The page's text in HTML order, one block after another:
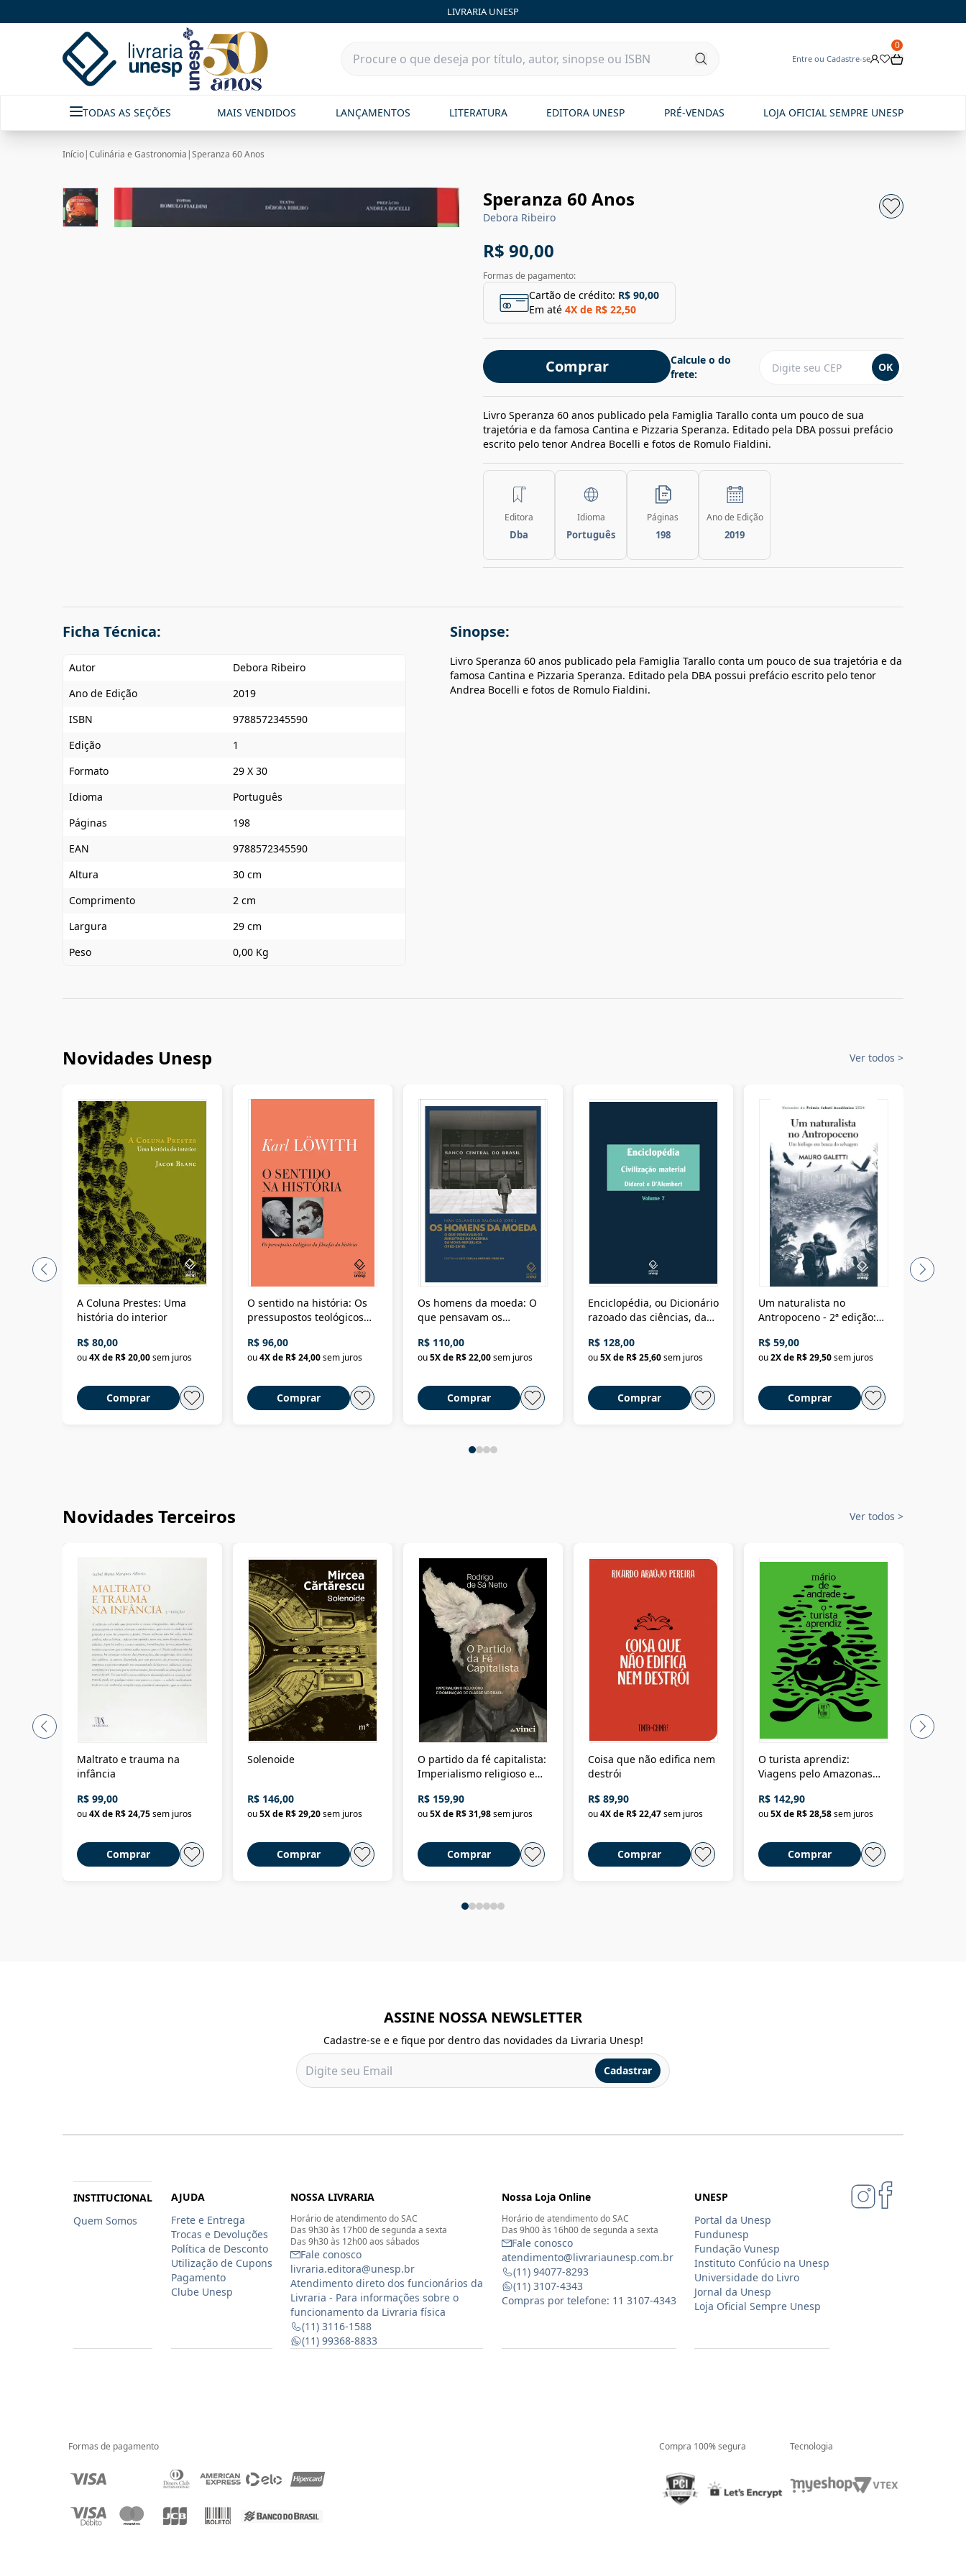
LIVRARIA UNESP
Entre ou Cadastre-se
0
TODAS AS SEÇÕES MAIS VENDIDOS LANÇAMENTOS LITERATURA EDITORA UNESP PRÉ-VENDAS LOJA OFICIAL SEMPRE UNESP
Início|Culinária e Gastronomia |Speranza 60 Anos
Speranza 60 Anos
Debora Ribeiro
R$ 90,00
Formas de pagamento:
Cartão de crédito: R$ 90,00
Em até 4X de R$ 22,50
Comprar
Calcule o do
frete:
OK
Livro Speranza 60 anos publicado pela Famiglia Tarallo conta um pouco de sua
trajetória e da famosa Cantina e Pizzaria Speranza. Editado pela DBA possui prefácio
escrito pelo tenor Andrea Bocelli e fotos de Romulo Fialdini.
Editora
Dba
Idioma
Português
Páginas
198
Ano de Edição
2019
Ficha Técnica:
Autor
Debora Ribeiro
Ano de Edição
2019
ISBN
9788572345590
Edição
1
Formato
29 X 30
Idioma
Português
Páginas
198
EAN
9788572345590
Altura
30 cm
Comprimento
2 cm
Largura
29 cm
Peso
0,00 Kg
Sinopse:
Livro Speranza 60 anos publicado pela Famiglia Tarallo conta um pouco de sua trajetória e da
famosa Cantina e Pizzaria Speranza. Editado pela DBA possui prefácio escrito pelo tenor
Andrea Bocelli e fotos de Romulo Fialdini.
Novidades Unesp Ver todos >
A Coluna Prestes: Uma
história do interior
R$ 80,00
ou4X de R$ 20,00sem juros
Comprar
O sentido na história: Os
pressupostos teológicos
R$ 96,00
ou4X de R$ 24,00sem juros
Comprar
Os homens da moeda: O
que pensavam os
Nova República (1985-
2018)
R$ 110,00
ou5X de R$ 22,00sem juros
Comprar
Enciclopédia, ou Dicionário
razoado das ciências, das
Civilização material
R$ 128,00
ou5X de R$ 25,60sem juros
Comprar
Um naturalista no
Antropoceno - 2ª edição:
selvagem
R$ 59,00
ou2X de R$ 29,50sem juros
Comprar
Novidades Terceiros Ver todos >
Maltrato e trauma na
infância
R$ 99,00
ou4X de R$ 24,75sem juros
Comprar
Solenoide
R$ 146,00
ou5X de R$ 29,20sem juros
Comprar
O partido da fé capitalista:
Imperialismo religioso e
Brasil
R$ 159,90
ou5X de R$ 31,98sem juros
Comprar
Coisa que não edifica nem
destrói
R$ 89,90
ou4X de R$ 22,47sem juros
Comprar
O turista aprendiz:
Viagens pelo Amazonas
até a Bolívia e por Marajó
até dizer chega
R$ 142,90
ou5X de R$ 28,58sem juros
Comprar
ASSINE NOSSA NEWSLETTER
Cadastre-se e e fique por dentro das novidades da Livraria Unesp!
Cadastrar
INSTITUCIONAL
Quem Somos
AJUDA
Frete e Entrega
Trocas e Devoluções
Política de Desconto
Utilização de Cupons
Pagamento
Clube Unesp
NOSSA LIVRARIA
Horário de atendimento do SAC
Das 9h30 às 17h00 de segunda a sexta
Das 9h30 às 12h00 aos sábados
Fale conosco
livraria.editora@unesp.br
Atendimento direto dos funcionários da
Livraria - Para informações sobre o
funcionamento da Livraria física
(11) 3116-1588
(11) 99368-8833
Nossa Loja Online
Horário de atendimento do SAC
Das 9h00 às 16h00 de segunda a sexta
Fale conosco
atendimento@livrariaunesp.com.br
(11) 94077-8293
(11) 3107-4343
Compras por telefone: 11 3107-4343
UNESP
Portal da Unesp
Fundunesp
Fundação Vunesp
Instituto Confúcio na Unesp
Universidade do Livro
Jornal da Unesp
Loja Oficial Sempre Unesp
Formas de pagamento Compra 100% segura Tecnologia